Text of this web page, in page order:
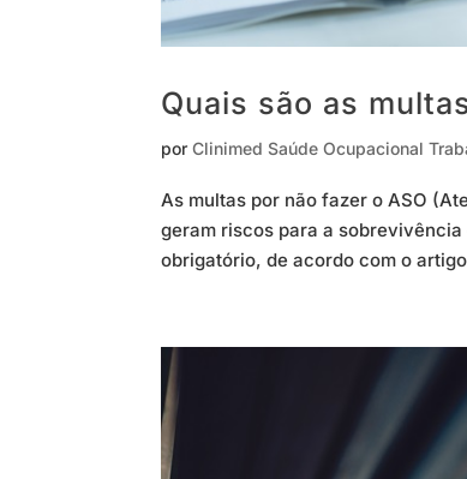
Quais são as
porClinimed Saúde Ocupacional
As multas por não fazer o ASO
geram riscos para a
obrigatório, de acordo com o